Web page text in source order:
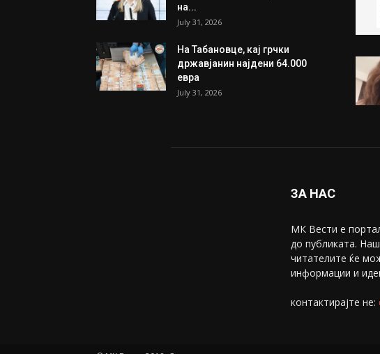
на...
July 31, 2026
На Табановце, кај грчки
државјанин најдени 64.000
евра
July 31, 2026
ЗА НАС
МК Вести е
до публиката.
читателите ќе
информации и
контактирајте не: